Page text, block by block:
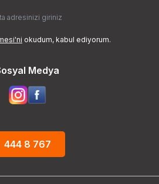
okudum, kabul ediyorum.
Medya
444 8 767